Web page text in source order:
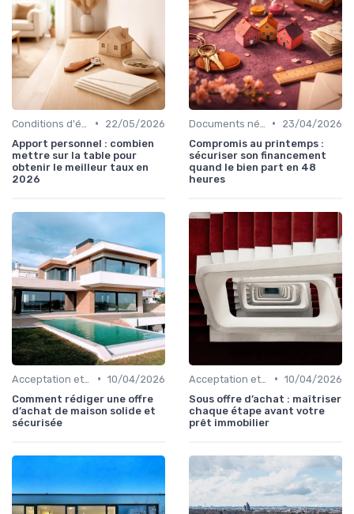
•
22/05/2026
Apport personnel : combien
mettre sur la table pour
obtenir le meilleur taux en
2026
•
23/04/2026
Compromis au printemps :
sécuriser son financement
quand le bien part en 48
heures
• 10/04/2026
Comment rédiger une offre
d’achat de maison solide et
sécurisée
• 10/04/2026
Sous offre d’achat : maîtriser
chaque étape avant votre
prêt immobilier